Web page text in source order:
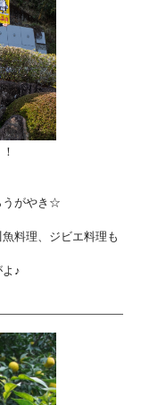
うがやき☆
料理、ジビエ料理も
♪